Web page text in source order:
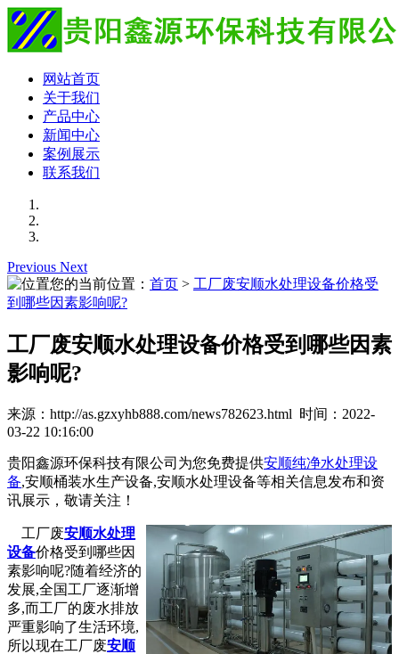
网站首页
关于我们
产品中心
新闻中心
案例展示
联系我们
Previous Next
您的当前位置： 首页 > 工厂废安顺水处理设备价格受
到哪些因素影响呢?
工厂废安顺水处理设备价格受到哪些因素
影响呢?
来源：http://as.gzxyhb888.com/news782623.html 时间：2022-
03-22 10:16:00
贵阳鑫源环保科技有限公司为您免费提供安顺纯净水处理设
备,安顺桶装水生产设备,安顺水处理设备等相关信息发布和资
讯展示，敬请关注！
工厂废安顺水处理
设备价格受到哪些因
素影响呢?随着经济的
发展,全国工厂逐渐增
多,而工厂的废水排放
严重影响了生活环境,
所以现在工厂废安顺